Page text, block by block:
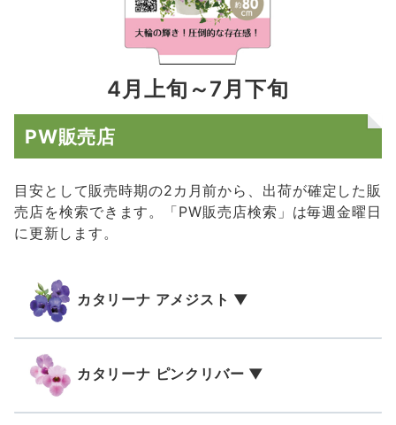
4月上旬～7月下旬
PW販売店
目安として販売時期の2カ月前から、出荷が確定した販
売店を検索できます。「PW販売店検索」は毎週金曜日
に更新します。
カタリーナ アメジスト ▼
カタリーナ ピンクリバー ▼